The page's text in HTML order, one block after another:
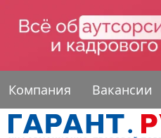
Компания Вакансии